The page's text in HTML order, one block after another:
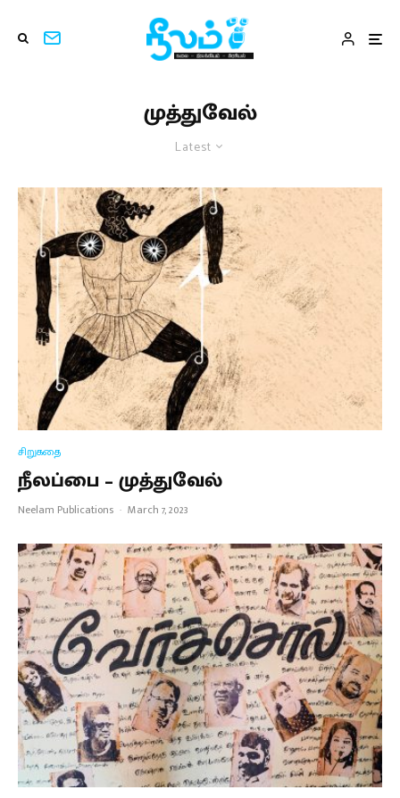
முத்துவேல்
Latest
சிறுகதை
நீலப்பை – முத்துவேல்
Neelam Publications · March 7, 2023